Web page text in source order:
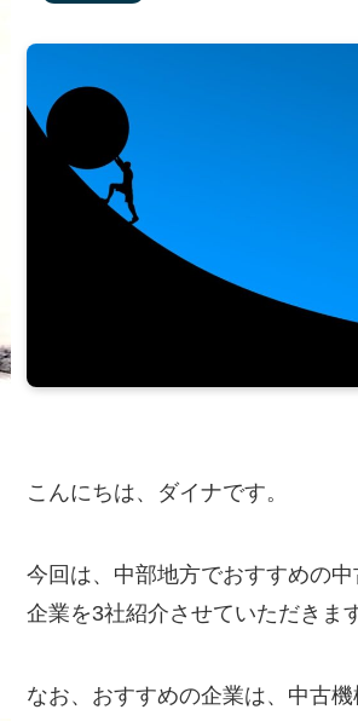
こんにちは、ダイナです。
今回は、中部地方でおすすめの
企業を3社紹介させていただきま
なお、おすすめの企業は、中古